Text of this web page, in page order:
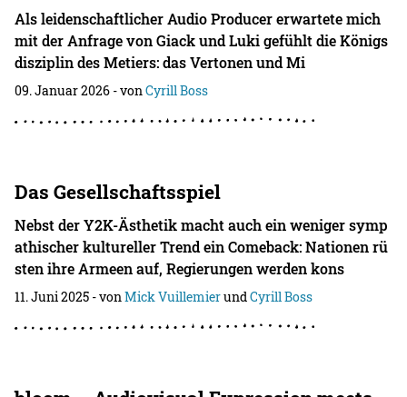
Als leidenschaftlicher Audio Producer erwartete mich
mit der Anfrage von Giack und Luki gefühlt die Königs
disziplin des Metiers: das Vertonen und Mi
09. Januar 2026 - vonCyrill Boss
Das Gesellschaftsspiel
Nebst der Y2K-Ästhetik macht auch ein weniger symp
athischer kultureller Trend ein Comeback: Nationen rü
sten ihre Armeen auf, Regierungen werden kons
11. Juni 2025 - vonMick VuillemierundCyrill Boss